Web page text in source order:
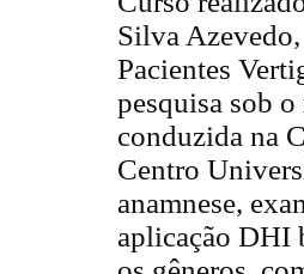
Silva
Pacientes
pesquisa sob
conduzida na
Centro
anamnese,
aplicação DHI